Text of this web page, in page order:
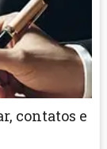
contatos e